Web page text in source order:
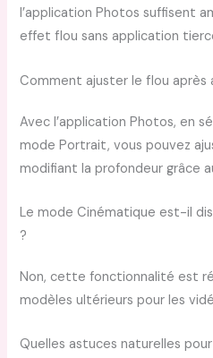
l’application Photos suffisent
effet flou sans application
Comment ajuster le flou après
Avec l’application Photos, en
mode Portrait, vous pouvez
modifiant la profondeur grâce
Le mode Cinématique est-il
?
Non, cette fonctionnalité est
modèles ultérieurs pour les
Quelles astuces naturelles